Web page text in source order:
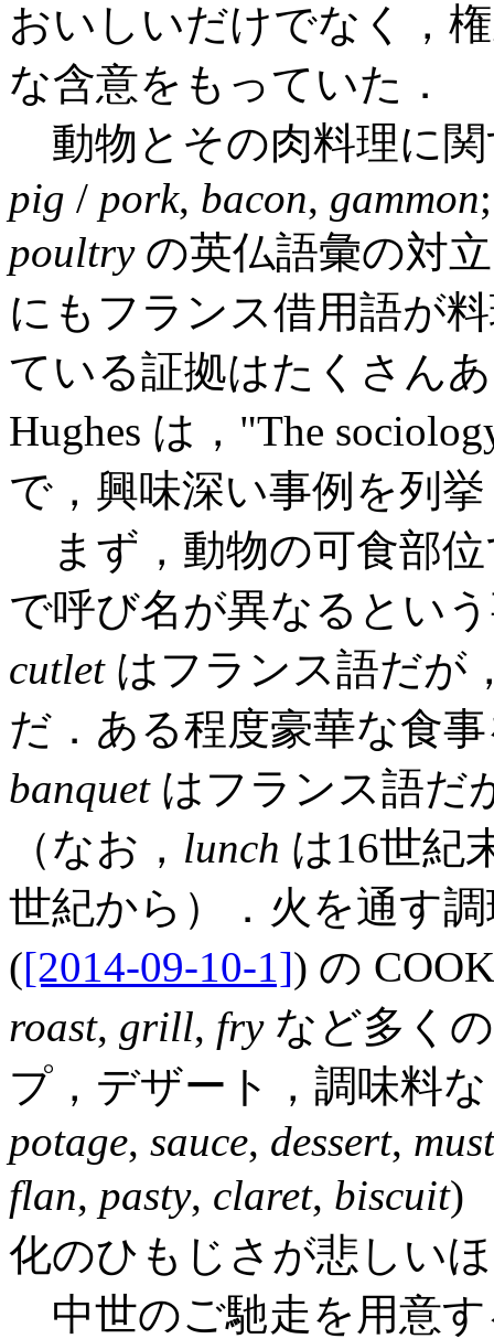
おいしいだけでなく，
な含意をもっていた．
動物とその肉料理に
pig / pork, bacon, gammon
poultryの英仏語彙の対
にもフランス借用語が
ている証拠はたくさん
Hughes は，"The
で，興味深い事例を列
まず，動物の可食部
で呼び名が異なるとい
cutletはフランス語だが
だ．ある程度豪華な食
banquetはフランス語だ
（なお， lunch は16世紀
世紀から）．火を通す
([2014-09-10-1]) の
roast, grill, fryなど多く
プ，デザート，調味料
potage, sauce, dessert,
flan, pasty, claret, biscuit)
化のひもじさが悲しい
中世のご馳走を用意